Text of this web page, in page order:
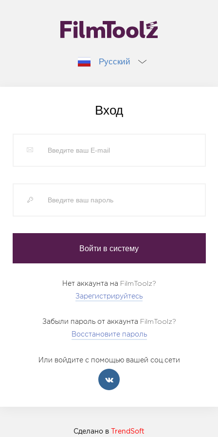
Русский
Вход
Нет аккаунта на FilmToolz?
Зарегистрируйтесь
Забыли пароль от аккаунта FilmToolz?
Восстановите пароль
Или войдите с помощью вашей соц.сети
Сделано в TrendSoft